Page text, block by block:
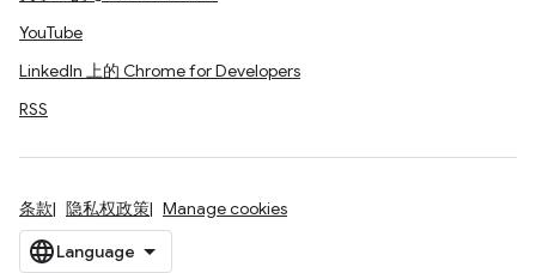
YouTube
LinkedIn 上的 Chrome for Developers
RSS
条款 隐私权政策 Manage cookies